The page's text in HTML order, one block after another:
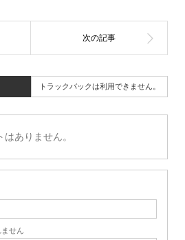
トラックバックは利用できません。
ありません。
せん